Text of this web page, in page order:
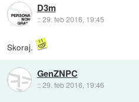
D3m
::29. feb 2016, 19:45
Skoraj.
GenZNPC
::29. feb 2016, 19:46